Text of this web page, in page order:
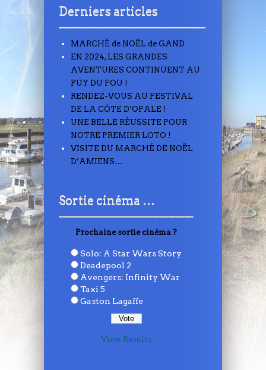
Derniers articles
MARCHÉ de NOËL de GAND
EN 2024, LES GRANDES
AVENTURES CONTINUENT AU
PUY DU FOU !
RENDEZ-VOUS AU FESTIVAL
DE LA CÔTE D’OPALE !
UNE BELLE RÉUSSITE POUR
NOTRE PREMIER LOTO !
VISITE DU MARCHÉ DE NOËL
D’AMIENS…
Sortie cinéma …
Prochaine sortie cinéma ?
Solo: A Star Wars Story
Deadepool 2
Avengers: Infinity War
Taxi 5
Gaston Lagaffe
View Results